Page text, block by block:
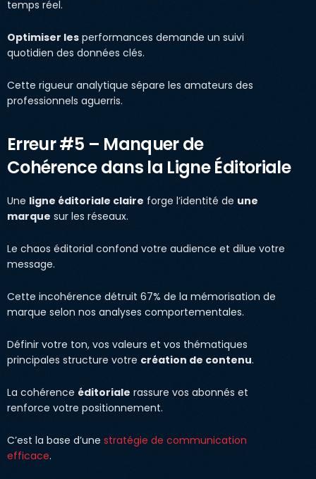
temps réel.
Optimiser les performances demande un suivi
quotidien des données clés.
Cette rigueur analytique sépare les amateurs des
professionnels aguerris.
Erreur #5 – Manquer de
Cohérence dans la Ligne Éditoriale
Une ligne éditoriale claire forge l’identité de une
marque sur les réseaux.
Le chaos éditorial confond votre audience et dilue votre
message.
Cette incohérence détruit 67% de la mémorisation de
marque selon nos analyses comportementales.
Définir votre ton, vos valeurs et vos thématiques
principales structure votre création de contenu.
La cohérence éditoriale rassure vos abonnés et
renforce votre positionnement.
C’est la base d’une stratégie de communication
efficace.